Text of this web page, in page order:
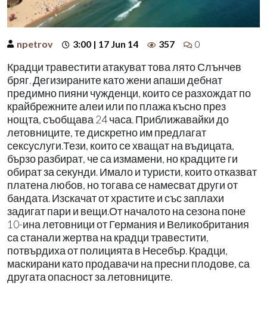
npetrov 3:00 | 17 Jun 14 357 0
Крадци травестити атакуват това лято Слънчев
бряг. Дегизираните като жени апаши дебнат
предимно пияни чужденци, които се разхождат по
крайбрежните алеи или по плажа късно през
нощта, съобщава 24 часа. Приближавайки до
летовниците, те дискретно им предлагат
сексуслуги.Тези, които се хващат на въдицата,
бързо разбират, че са измамени, но крадците ги
обират за секунди. Имало и туристи, които отказват
платена любов, но тогава се намесват други от
бандата. Изскачат от храстите и със заплахи
задигат пари и вещи.От началото на сезона поне
10-ина летовници от Германия и Великобритания
са станали жертва на крадци травестити,
потвърдиха от полицията в Несебър. Крадци,
маскирани като продавачи на пресни плодове, са
другата опасност за летовниците.